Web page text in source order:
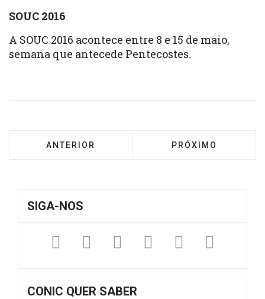
SOUC 2016
A SOUC 2016 acontece entre 8 e 15 de maio,
semana que antecede Pentecostes.
ARTIGO ANTERIOR: VOCÊ CONHECE A
ANTERIOR PRÓXIMO ARTIGO:
PRÓXIMO
SIGA-NOS
FacebookTwitterInstagram
YouTube
Fickr
CONIC QUER SABER